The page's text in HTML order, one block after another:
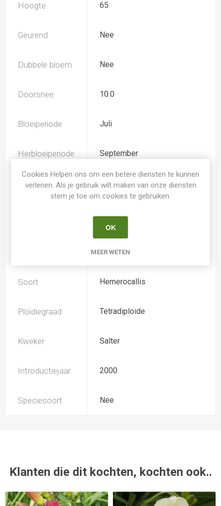
Hoogte 65
Geurend Nee
Dubbele bloem Nee
Doorsnee 10.0
Bloeiperiode Juli
Herbloeiperiode September
Kleur
Hemerocallis
geel-orange
Bladhoudend
Soort Hemerocallis
Ploïdiegraad Tetradiploide
Kweker Salter
Introductiejaar 2000
Speciesoort Nee
Klanten die dit kochten, kochten ook..
Cookies Helpen ons om een betere diensten te kunnen
verlenen. Als je gebruik wilt maken van onze diensten
stem je toe om cookies te gebruiken.
OK
MEER WETEN